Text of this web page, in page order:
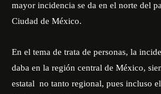
mayor incidencia se da en el norte del
Ciudad de México.
En el tema de trata de personas, la
daba en la región central de México,
estatal no tanto regional, pues incluso